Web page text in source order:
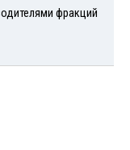
фракций